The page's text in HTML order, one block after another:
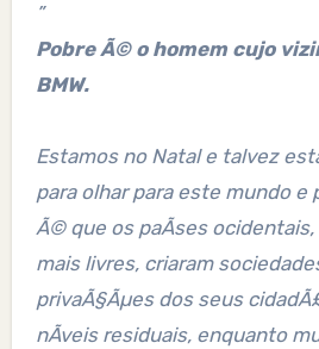
”
Pobre Ã© o homem cujo
BMW.
Estamos no Natal e talvez
para olhar para este mundo e
Ã© que os paÃ­ses
mais livres, criaram
privaÃ§Ãµes dos seus
nÃ­veis residuais, enquanto